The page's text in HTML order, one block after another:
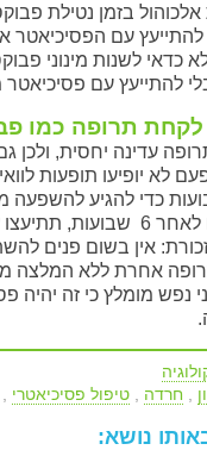
בזמן נטילת
להתייעץ עם
כדאי לשנות מינוני
להתייעץ עם
תרופה כמו
עדינה יחסית, ולכן
לא יופיעו תופעות
כדי להגיע
לא מרגישים כלום לאחר 6
אין בשום פנים
אחרת ללא המלצה
נפש מומלץ כי זה יהיה
חרדה ,טיפול פסיכיאטרי
נושא: